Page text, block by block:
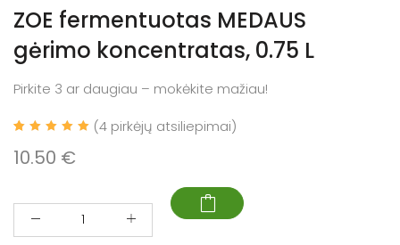
ZOE fermentuotas MEDAUS
gėrimo koncentratas, 0.75 L
Pirkite 3 ar daugiau – mokėkite mažiau!
as:5.00
iš 5
(4pirkėjų atsiliepimai)
10.50 €
Kiekis